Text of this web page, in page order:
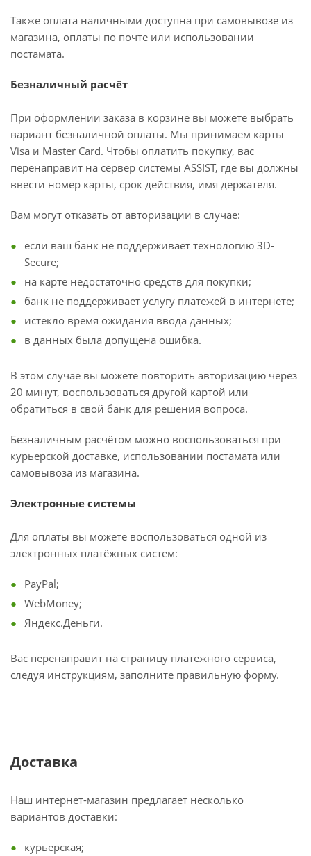
Также оплата наличными доступна при самовывозе из
магазина, оплаты по почте или использовании
постамата.
Безналичный расчёт
При оформлении заказа в корзине вы можете выбрать
вариант безналичной оплаты. Мы принимаем карты
Visa и Master Card. Чтобы оплатить покупку, вас
перенаправит на сервер системы ASSIST, где вы должны
ввести номер карты, срок действия, имя держателя.
Вам могут отказать от авторизации в случае:
если ваш банк не поддерживает технологию 3D-
Secure;
на карте недостаточно средств для покупки;
банк не поддерживает услугу платежей в интернете;
истекло время ожидания ввода данных;
в данных была допущена ошибка.
В этом случае вы можете повторить авторизацию через
20 минут, воспользоваться другой картой или
обратиться в свой банк для решения вопроса.
Безналичным расчётом можно воспользоваться при
курьерской доставке, использовании постамата или
самовывоза из магазина.
Электронные системы
Для оплаты вы можете воспользоваться одной из
электронных платёжных систем:
PayPal;
WebMoney;
Яндекс.Деньги.
Вас перенаправит на страницу платежного сервиса,
следуя инструкциям, заполните правильную форму.
Доставка
Наш интернет-магазин предлагает несколько
вариантов доставки:
курьерская;